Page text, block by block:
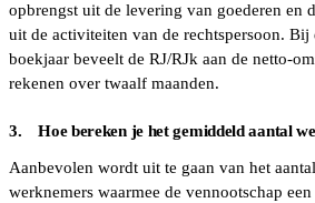
opbrengst uit de levering van goederen en
uit de activiteiten van de rechtspersoon.
boekjaar beveelt de RJ/RJk aan de netto-
rekenen over twaalf maanden.
3. Hoe bereken je het gemiddeld aantal
Aanbevolen wordt uit te gaan van het
werknemers waarmee de vennootschap